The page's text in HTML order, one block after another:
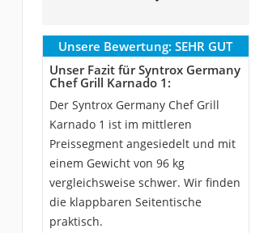
Unsere Bewertung: SEHR GUT
Unser Fazit für Syntrox Germany
‎Chef Grill Karnado 1:
Der Syntrox Germany ‎Chef Grill
Karnado 1 ist im mittleren
Preissegment angesiedelt und mit
einem Gewicht von 96 kg
vergleichsweise schwer. Wir finden
die klappbaren Seitentische
praktisch.